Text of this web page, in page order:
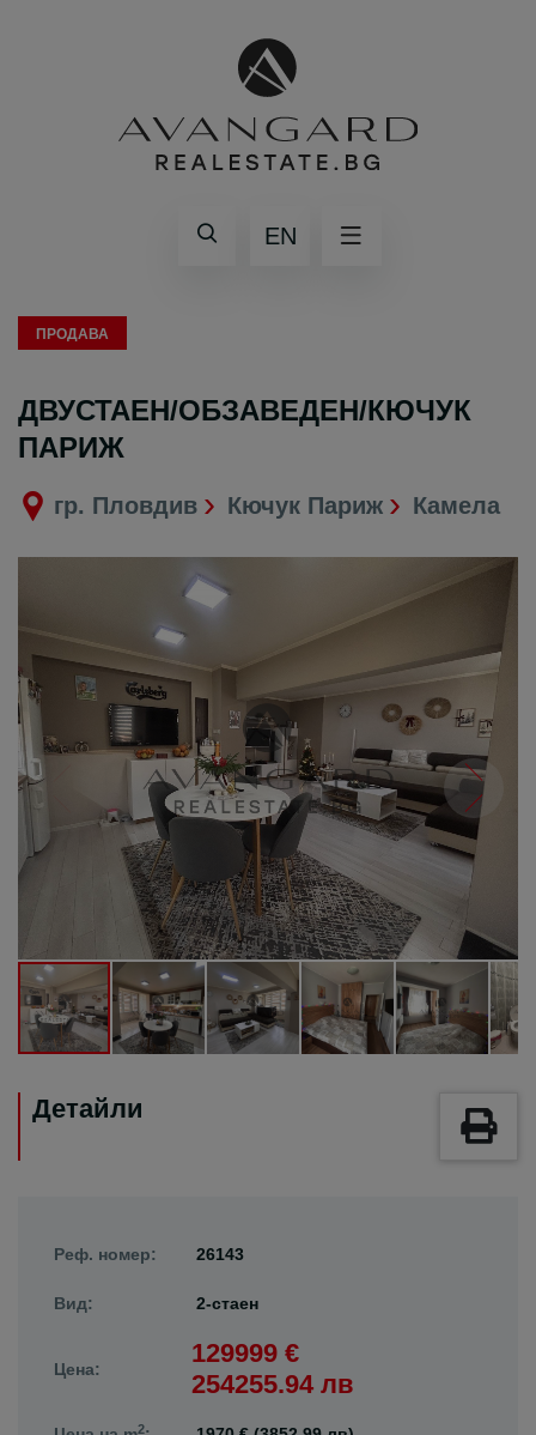
EN
ПРОДАВА
ДВУСТАЕН/ОБЗАВЕДЕН/КЮЧУК
ПАРИЖ
гр. Пловдив Кючук Париж Камела
Детайли
Реф. номер: 26143
Вид: 2-стаен
Цена:
129999 €
254255.94 лв
2